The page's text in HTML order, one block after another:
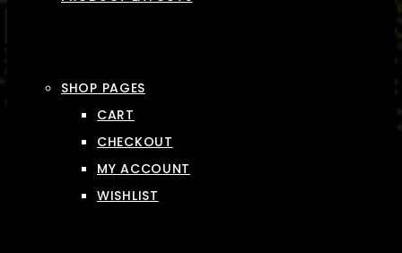
SHOP PAGES
CART
CHECKOUT
MY ACCOUNT
WISHLIST